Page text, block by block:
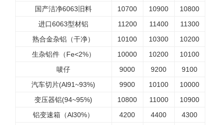
地矿 建设
党建工作
《资源再生》杂志
行情报价
国产洁净6063旧料
10700 10900
10800
进口6063型材铝
11200 11400
11300
熟合金杂铝（干净）
10100 10300
10200
生杂铝件（Fe<2%）
10000 10200
10100
唛仔
9000 9200
9100
汽车切片(Al91~93%)
9900 10100
10000
变压器铝(94~95%)
10800 11000
10900
铝变速箱（Al30%）
4200 4400
4300